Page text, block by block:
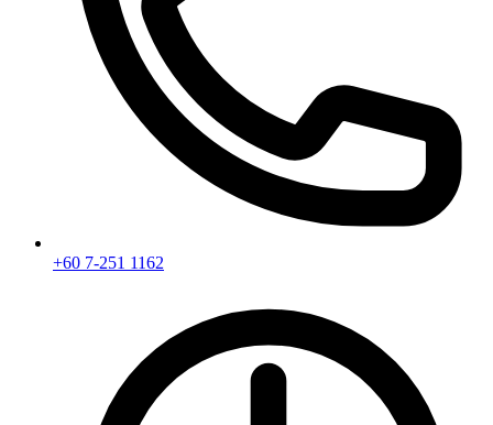
+60 7-251 1162